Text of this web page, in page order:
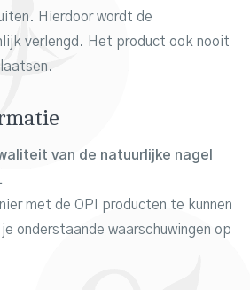
Hierdoor wordt de
verlengd. Het product ook nooit
van de natuurlijke nagel
met de OPI producten te kunnen
onderstaande waarschuwingen op